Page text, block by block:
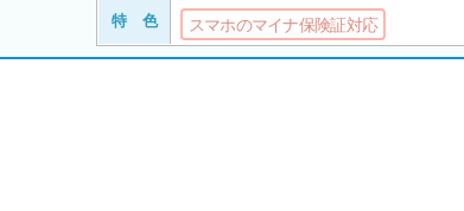
特 色 スマホのマイナ保険証対応